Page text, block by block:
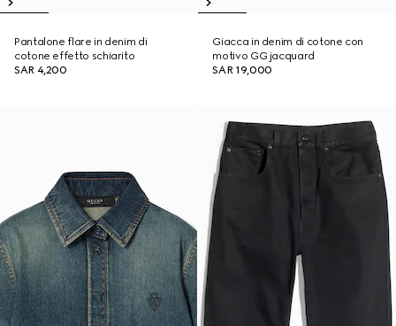
Pantalone flare in denim di
cotone effetto schiarito
SAR 4,200
Giacca in denim di cotone con
motivo GG jacquard
SAR 19,000